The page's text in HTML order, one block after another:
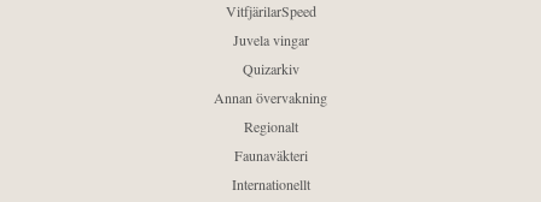
VitfjärilarSpeed
Juvela vingar
Quizarkiv
Annan övervakning
Regionalt
Faunaväkteri
Internationellt